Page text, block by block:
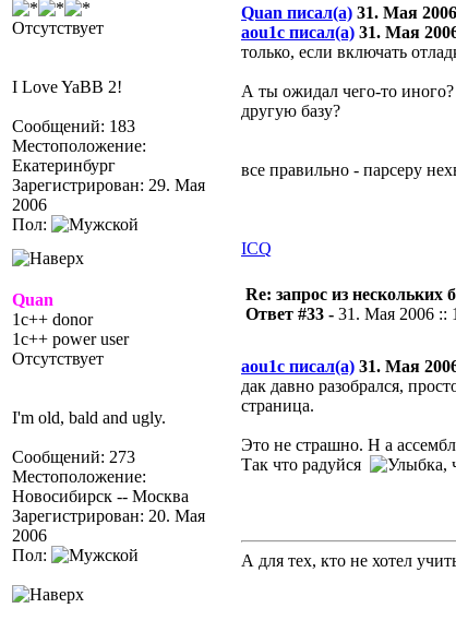
Отсутствует
I Love YaBB 2!
Сообщений: 183
Местоположение:
Екатеринбург
Зарегистрирован: 29. Мая
2006
Пол:
Quan писал(а) 31. Мая
aou1c писал(а) 31. Мая
только, если включать
А ты ожидал чего-то
другую базу?
все правильно - парсеру
ICQ
Quan
1c++ donor
1c++ power user
Отсутствует
I'm old, bald and ugly.
Сообщений: 273
Местоположение:
Новосибирск -- Москва
Зарегистрирован: 20. Мая
2006
Пол:
Re: запрос из нескольких
Ответ #33 - 31. Мая 2006 ::
aou1c писал(а) 31. Мая
дак давно разобрался,
страница.
Это не страшно. Н а
Так что радуйся
,
А для тех, кто не хотел